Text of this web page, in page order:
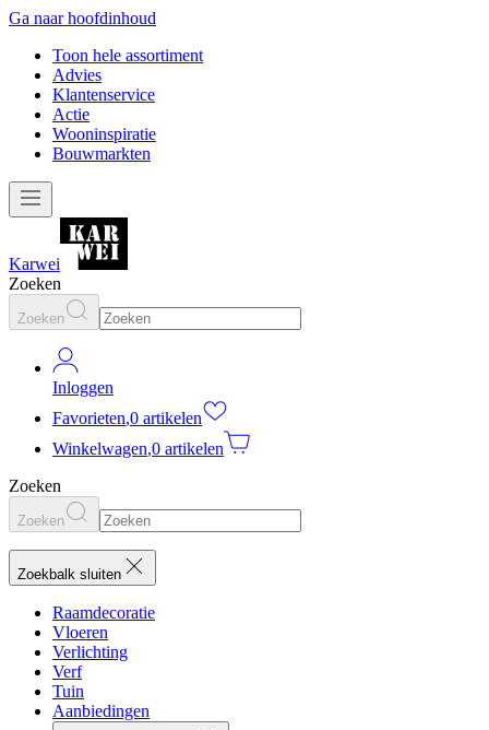
Ga naar hoofdinhoud
Toon hele assortiment
Advies
Klantenservice
Actie
Wooninspiratie
Bouwmarkten
Karwei
Zoeken
Zoeken
Inloggen
Favorieten,0 artikelen
Winkelwagen,0 artikelen
Zoeken
Zoeken
Zoekbalk sluiten
Raamdecoratie
Vloeren
Verlichting
Verf
Tuin
Aanbiedingen